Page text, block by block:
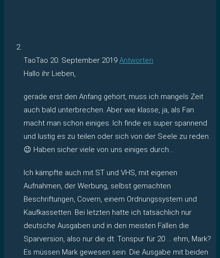
TaoTao 20. September 2019 Antworten
Hallo ihr Lieben,
gerade erst den Anfang gehört, muss ich mangels Zeit
auch bald unterbrechen. Aber wie klasse, ja, als Fan
macht man schon einiges. Ich finde es super spannend
und lustig es zu teilen oder sich von der Seele zu reden.
😉 Haben sicher viele von uns einiges durch…
Ich kämpfte auch mit ST und VHS, mit eigenen
Aufnahmen, der Werbung, selbst gemachten
Beschriftungen, Covern, einem Ordnungssystem und
Kaufkassetten. Bei letzten hatte ich tatsächlich nur
deutsche Ausgaben und in den meisten Fällen die
Sparversion, also nur die dt. Tonspur für 20 … ehm, Mark?
Es müssen Mark gewesen sein. Die Ausgabe mit beiden